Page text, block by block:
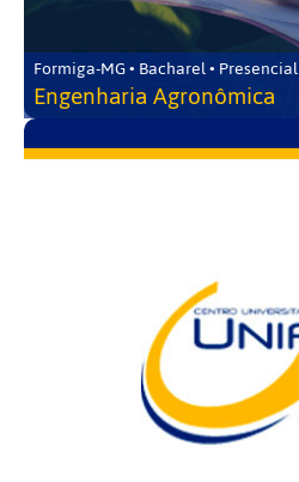
Formiga-MG • Bacharel • Presencial
Engenharia Agronômica